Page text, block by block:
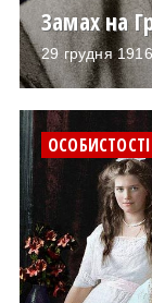
Замах на
29 грудня 1916
ОСОБИСТОСТІ